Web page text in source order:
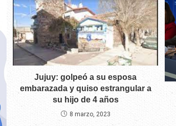
Jujuy: golpeó a su esposa
embarazada y quiso estrangular a
su hijo de 4 años
8 marzo, 2023